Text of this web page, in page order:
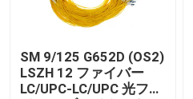
SM 9/125 G652D (OS2)
LSZH 12 ファイバー
LC/UPC-LC/UPC 光ファ